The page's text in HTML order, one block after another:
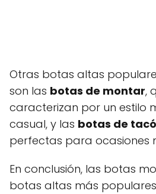
Otras botas altas
son las botas de montar,
caracterizan por un estilo
casual, y las botas de
perfectas para ocasiones
En conclusión, las botas
botas altas más